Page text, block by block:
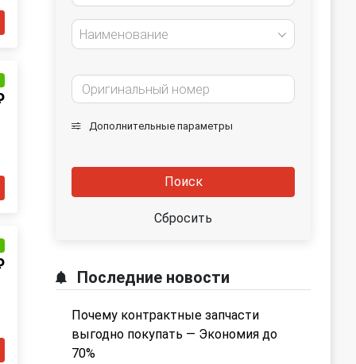
Наименование
Дополнительные параметры
Поиск
Сбросить
Последние новости
Почему контрактные запчасти
выгодно покупать — Экономия до
70%